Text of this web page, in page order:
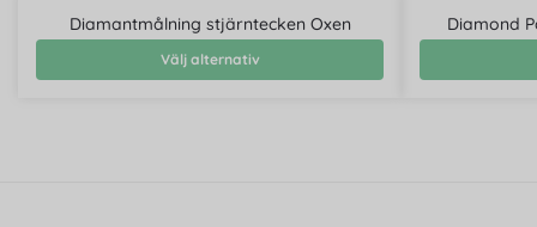
Diamantmålning stjärntecken Oxen
Välj alternativ
Diamond